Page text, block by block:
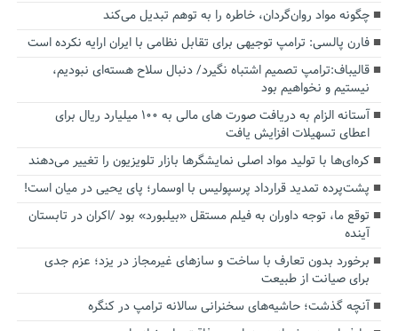
چگونه مواد روان‌گردان، خاطره را به توهم تبدیل می‌کند
فارن پالسی: ترامپ توجیهی برای تقابل نظامی با ایران ارایه نکرده است
قالیباف:ترامپ تصمیم اشتباه نگیرد/ دنبال سلاح هسته‌ای نبودیم،
نیستیم و نخواهیم بود
آستانه الزام به دریافت صورت های مالی به ۱۰۰ میلیارد ریال برای
اعطای تسهیلات افزایش یافت
کره‌ای‌ها با تولید مواد اصلی نمایشگرها بازار تلویزیون را تغییر می‌دهند
پشت‌پرده تمدید قرارداد پرسپولیس با اوسمار؛ پای یحیی در میان است!
توقع ما، توجه داوران به فیلم مستقل «بیلبورد» بود /اکران در تابستان
آینده
برخورد بدون تعارف با ساخت‌ و سازهای غیرمجاز در یزد؛ عزم جدی
برای صیانت از طبیعت
آنچه گذشت؛ حاشیه‌های سخنرانی سالانه ترامپ در کنگره